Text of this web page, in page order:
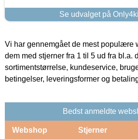
Se udvalget på
Vi har gennemgået de mest populære
dem med stjerner fra 1 til 5 ud fra bl.a.
sortimentstørrelse, kundeservice,
betingelser, leveringsformer og
Bedst anmeldte
Webshop Stjerner